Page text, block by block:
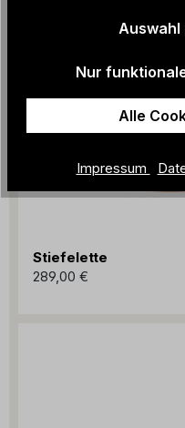
Stiefelette
289,00 €
Auswahl
Nur
Alle
Impressum